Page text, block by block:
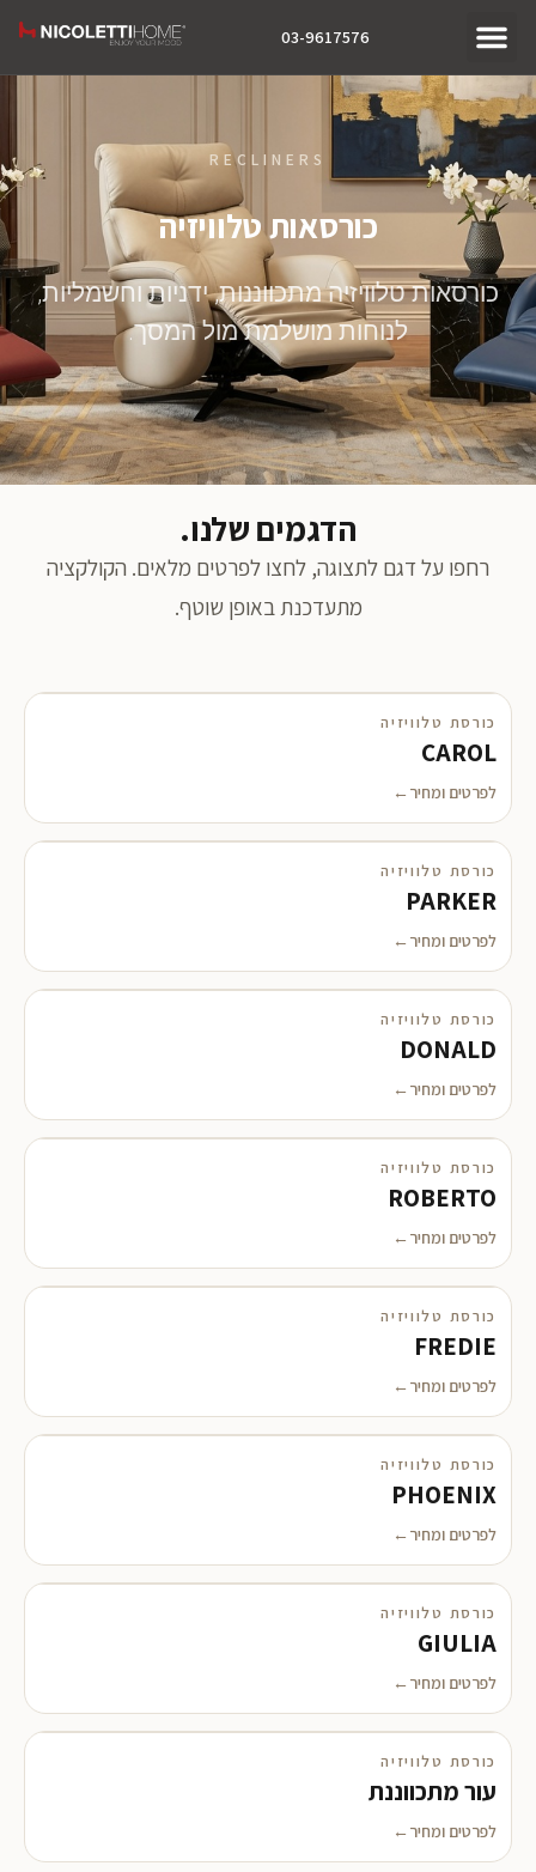
03-9617576
RECLINERS
כורסאות טלוויזיה
כורסאות טלוויזיה מתכווננות, ידניות וחשמליות,
לנוחות מושלמת מול המסך.
הדגמים שלנו.
רחפו על דגם לתצוגה, לחצו לפרטים מלאים. הקולקציה
מתעדכנת באופן שוטף.
מבצע
כורסת טלוויזיה
CAROL
לפרטים ומחיר
מבצע
כורסת טלוויזיה
PARKER
לפרטים ומחיר
מבצע
כורסת טלוויזיה
DONALD
לפרטים ומחיר
מבצע
כורסת טלוויזיה
ROBERTO
לפרטים ומחיר
מבצע
כורסת טלוויזיה
FREDIE
לפרטים ומחיר
כורסת טלוויזיה
PHOENIX
לפרטים ומחיר
כורסת טלוויזיה
GIULIA
לפרטים ומחיר
כורסת טלוויזיה
עור מתכווננת
לפרטים ומחיר